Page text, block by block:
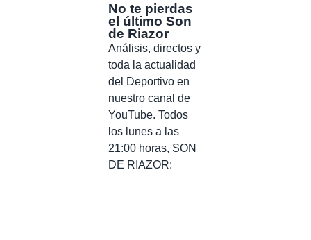
No te pierdas
el último Son
de Riazor
Análisis, directos y
toda la actualidad
del Deportivo en
nuestro canal de
YouTube. Todos
los lunes a las
21:00 horas, SON
DE RIAZOR: